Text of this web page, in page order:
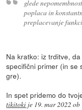
glede
poplaca in
preplacevanje
Na kratko: iz trditve,
specifični primer (in se
gre).
In spet pridemo do
tikitoki je 19. mar 2022